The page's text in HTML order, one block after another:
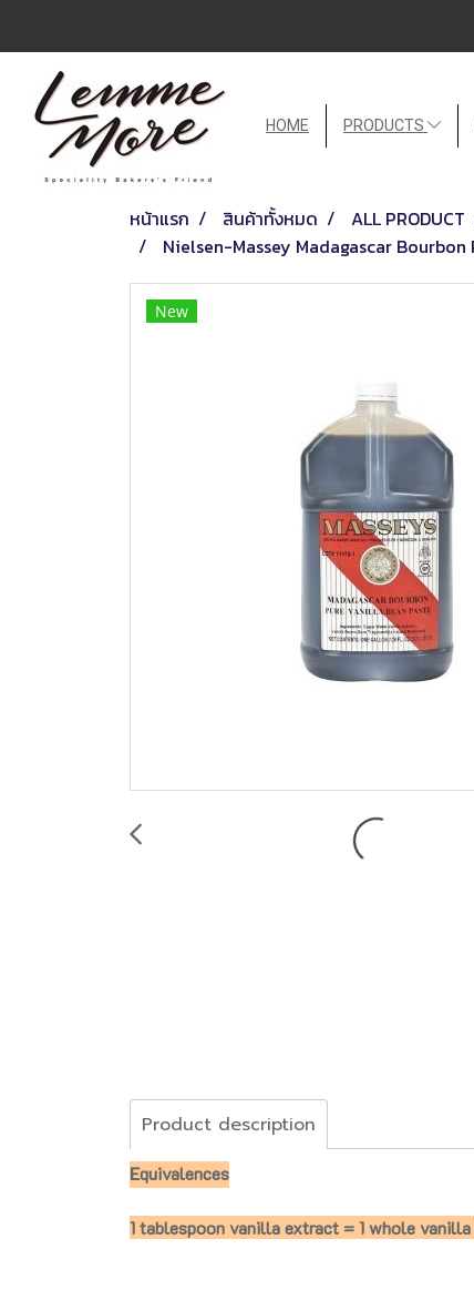
HOME PRODUCTS
หน้าแรก สินค้าทั้งหมด ALL PRODUCT
Nielsen-Massey Madagascar
New
Product description
Equivalences
1 tablespoon vanilla extract = 1 whole